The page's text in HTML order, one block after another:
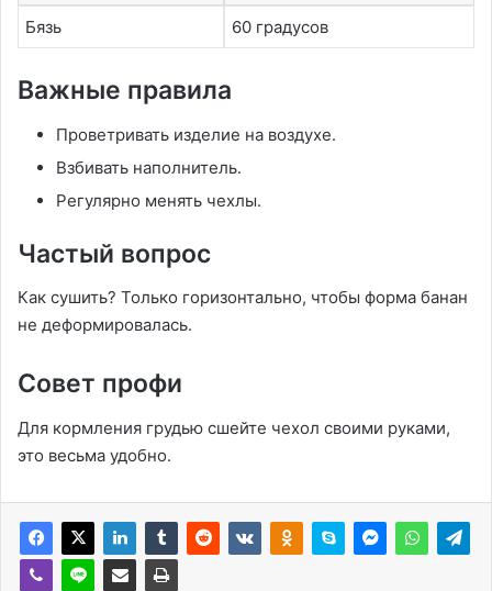
Бязь 60 градусов
Важные правила
Проветривать изделие на воздухе․
Взбивать наполнитель․
Регулярно менять чехлы․
Частый вопрос
Как сушить? Только горизонтально, чтобы форма банан
не деформировалась․
Совет профи
Для кормления грудью сшейте чехол своими руками,
это весьма удобно․